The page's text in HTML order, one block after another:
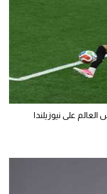
على نيوزيلندا